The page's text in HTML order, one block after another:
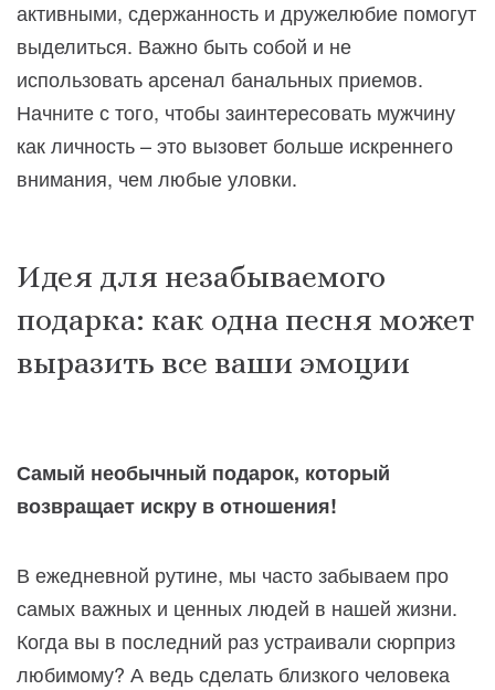
активными, сдержанность и дружелюбие помогут
выделиться. Важно быть собой и не
использовать арсенал банальных приемов.
Начните с того, чтобы заинтересовать мужчину
как личность – это вызовет больше искреннего
внимания, чем любые уловки.
Идея для незабываемого
подарка: как одна песня может
выразить все ваши эмоции
Самый необычный подарок, который
возвращает искру в отношения!
В ежедневной рутине, мы часто забываем про
самых важных и ценных людей в нашей жизни.
Когда вы в последний раз устраивали сюрприз
любимому? А ведь сделать близкого человека